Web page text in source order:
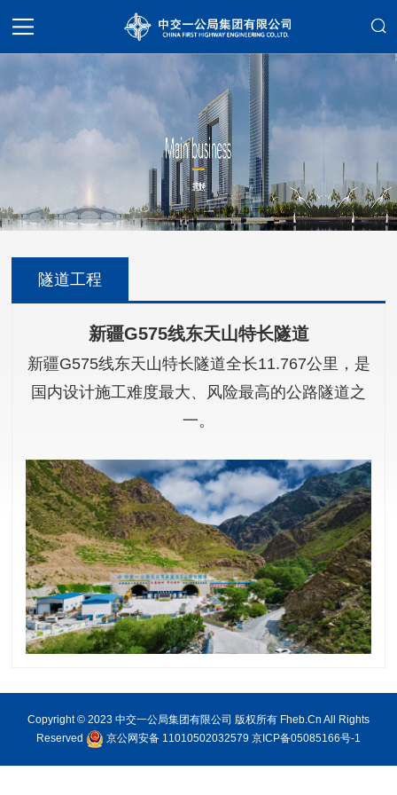
隧道工程
新疆G575线东天山特长隧道
新疆G575线东天山特长隧道全长11.767公里，是
国内设计施工难度最大、风险最高的公路隧道之
一。
Copyright © 2023 中交一公局集团有限公司 版权所有 Fheb.Cn All Rights
Reserved
京公网安备 11010502032579 京ICP备05085166号-1